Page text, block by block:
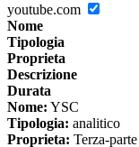
youtube.com
Nome
Tipologia
Proprieta
Descrizione
Durata
Nome: YSC
Tipologia: analitico
Proprieta: Terza-parte